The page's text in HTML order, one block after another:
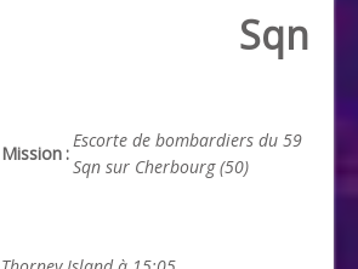
Sqn
Mission :
Escorte de bombardiers du 59
Sqn sur Cherbourg (50)